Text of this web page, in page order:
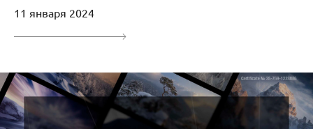
11 января 2024